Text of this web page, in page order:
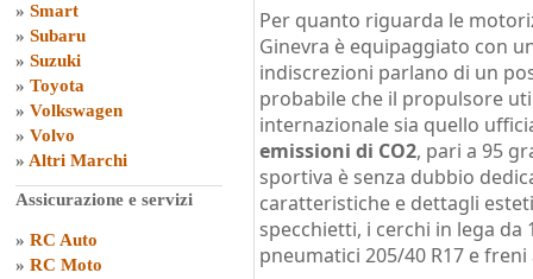
» Smart
» Subaru
» Suzuki
» Toyota
» Volkswagen
» Volvo
» Altri Marchi
Assicurazione e servizi
» RC Auto
» RC Moto
Per quanto riguarda le
Ginevra è equipaggiato con
indiscrezioni parlano di un
probabile che il propulsore
internazionale sia quello
emissioni di CO2, pari a 95
sportiva è senza dubbio
caratteristiche e dettagli
specchietti, i cerchi in lega da
pneumatici 205/40 R17 e